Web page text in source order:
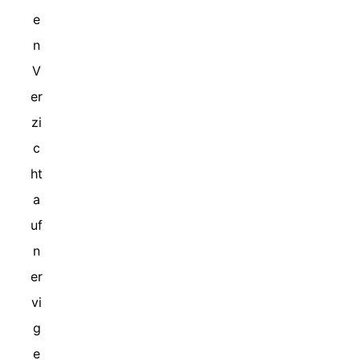
e
n
V
er
zi
c
ht
a
uf
n
er
vi
g
e